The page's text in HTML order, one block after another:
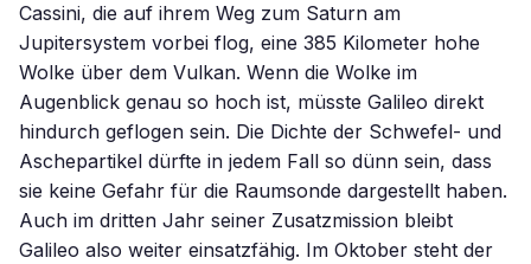
Cassini, die auf ihrem Weg zum Saturn am
Jupitersystem vorbei flog, eine 385 Kilometer hohe
Wolke über dem Vulkan. Wenn die Wolke im
Augenblick genau so hoch ist, müsste Galileo direkt
hindurch geflogen sein. Die Dichte der Schwefel- und
Aschepartikel dürfte in jedem Fall so dünn sein, dass
sie keine Gefahr für die Raumsonde dargestellt haben.
Auch im dritten Jahr seiner Zusatzmission bleibt
Galileo also weiter einsatzfähig. Im Oktober steht der